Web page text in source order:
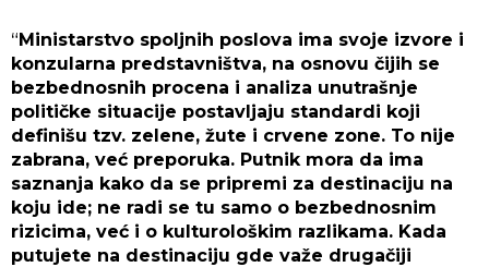
“Ministarstvo spoljnih poslova ima svoje izvore i
konzularna predstavništva, na osnovu čijih se
bezbednosnih procena i analiza unutrašnje
političke situacije postavljaju standardi koji
definišu tzv. zelene, žute i crvene zone. To nije
zabrana, već preporuka. Putnik mora da ima
saznanja kako da se pripremi za destinaciju na
koju ide; ne radi se tu samo o bezbednosnim
rizicima, već i o kulturološkim razlikama. Kada
putujete na destinaciju gde važe drugačiji